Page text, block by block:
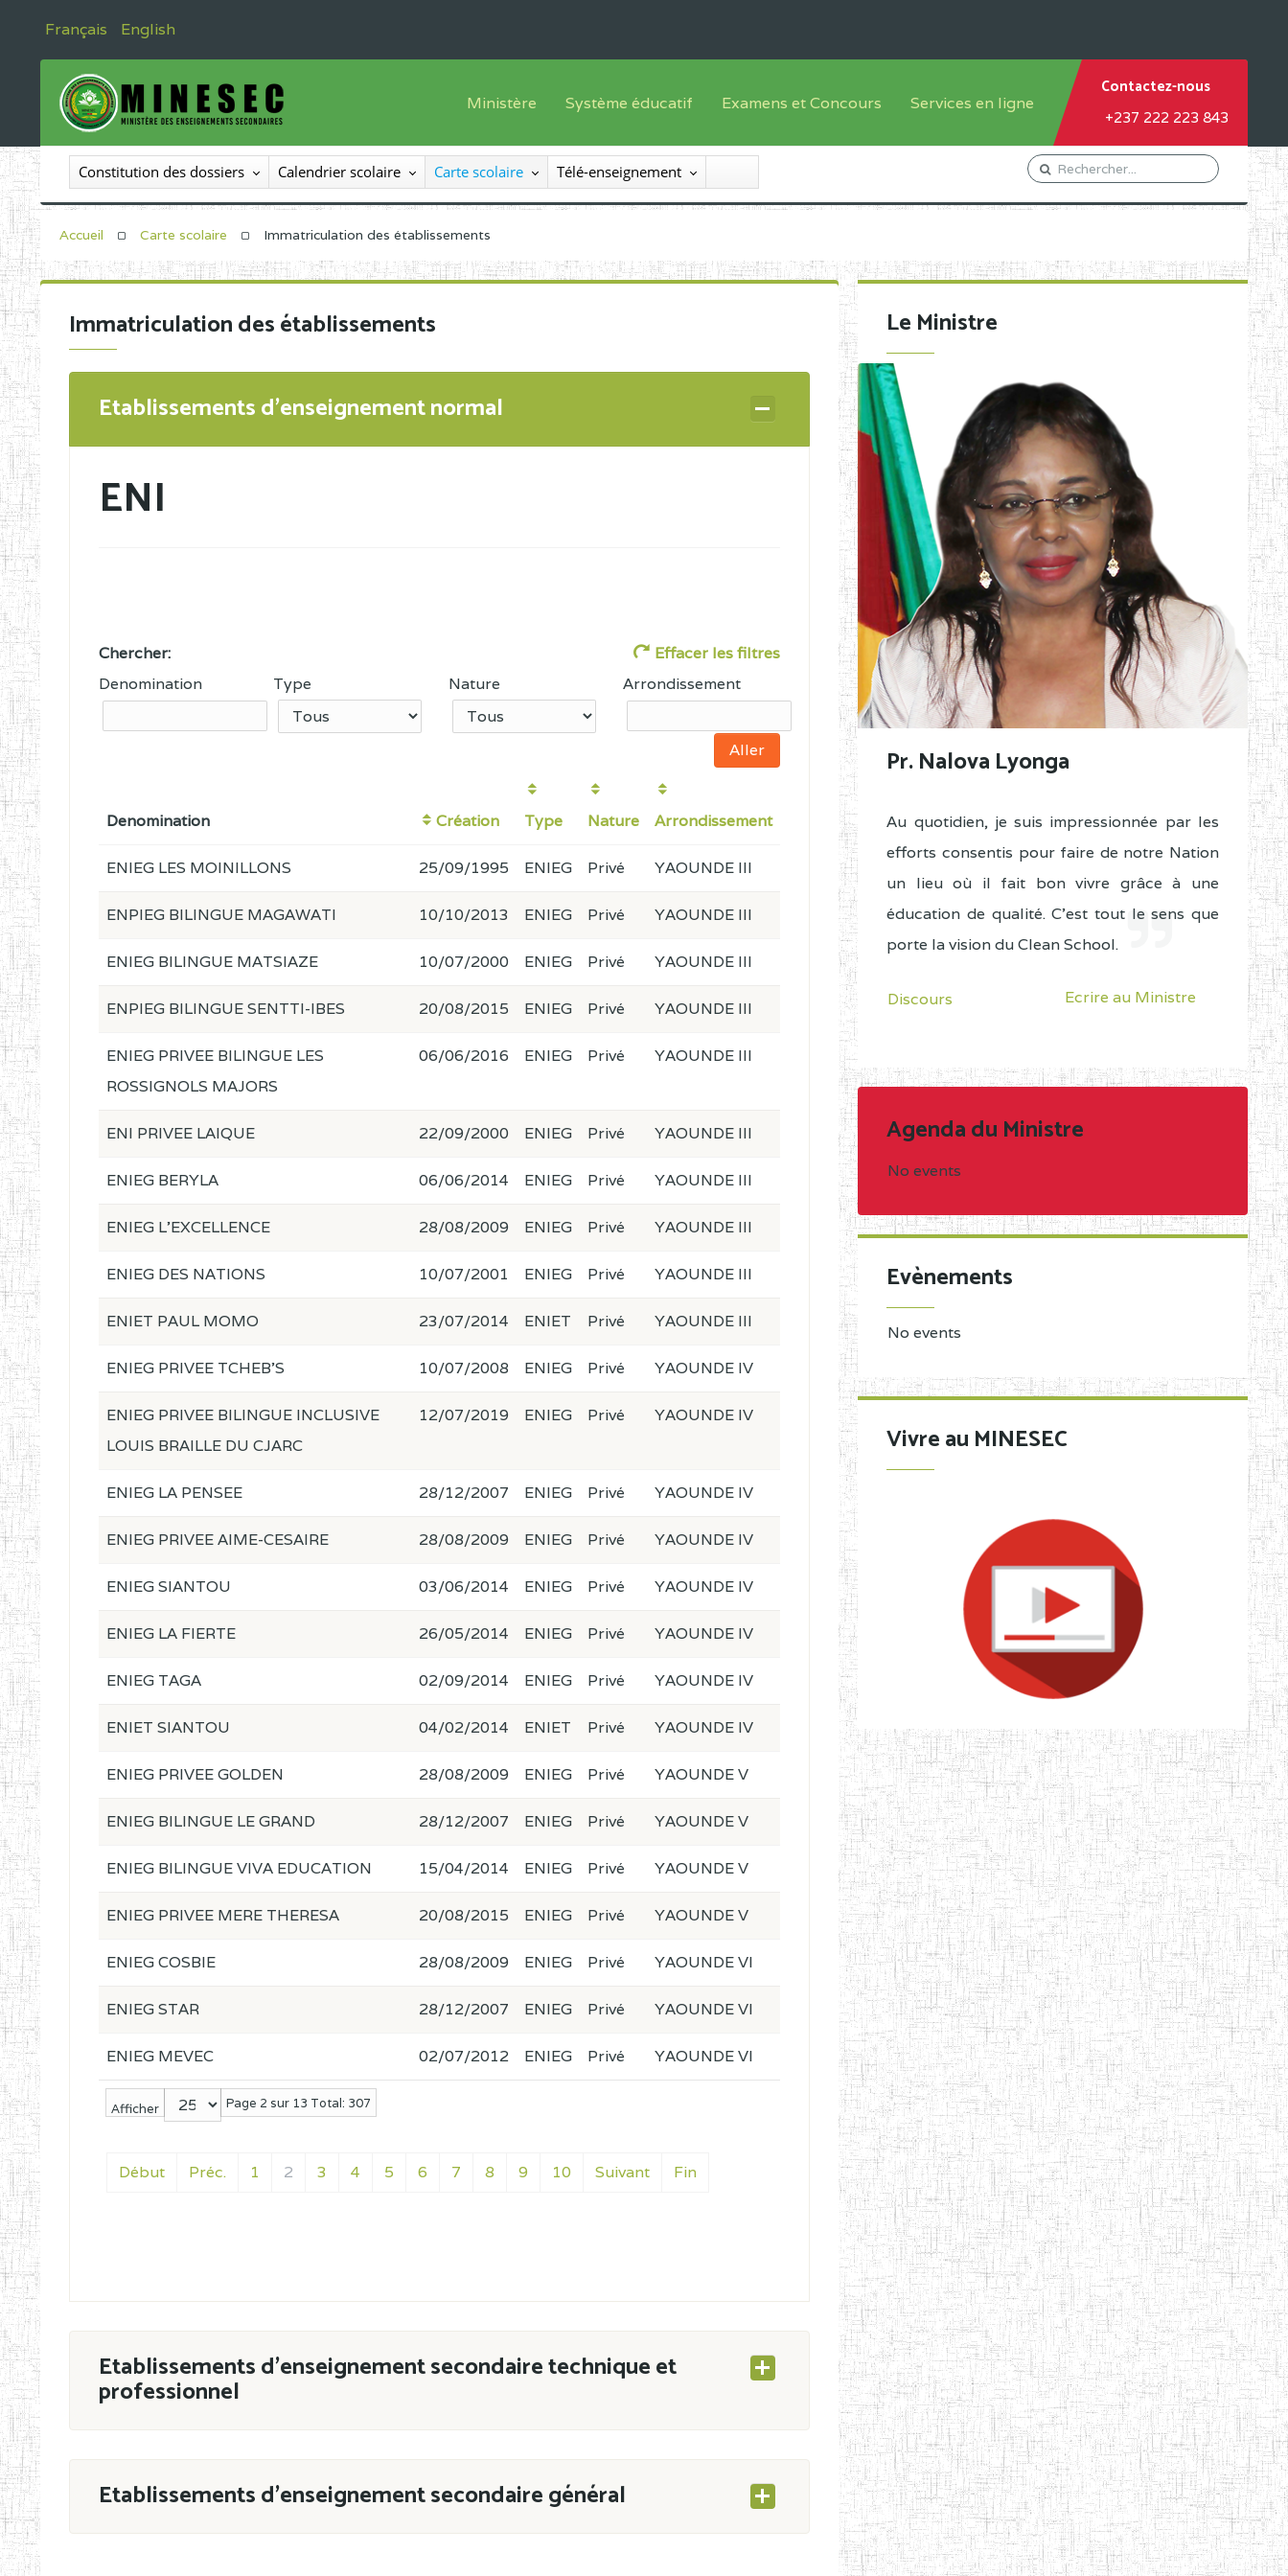
Français English
Ministère
Le Ministre
Le SEESEN
Inspection Générale des Enseignements
Organigramme
Système éducatif
Offre de formation
Sous système francophone
Progammes d'études
Examens et Concours
Inscriptions
Liste des candidats
Diplômes disponibles
Services en ligne
Orientation Conseil
Gestion du Personnel
Demande de subvention
Contactez-nous
+237 222 223 843
Constitution des dossiers Calendrier scolaire Carte scolaire Télé-enseignement
Accueil Carte scolaire Immatriculation des établissements
Immatriculation des établissements
Etablissements d'enseignement normal
ENI
Chercher:
Effacer les filtres
Denomination
Type Nature Arrondissement
Denomination Création Type Nature Arrondissement
Afficher Page 2 sur 13 Total: 307
Début Préc. 1 2 3 4 5 6 7 8 9 10 Suivant Fin
ENIEG LES MOINILLONS 25/09/1995 ENIEG Privé YAOUNDE III
ENPIEG BILINGUE MAGAWATI 10/10/2013 ENIEG Privé YAOUNDE III
ENIEG BILINGUE MATSIAZE 10/07/2000 ENIEG Privé YAOUNDE III
ENPIEG BILINGUE SENTTI-IBES 20/08/2015 ENIEG Privé YAOUNDE III
ENIEG PRIVEE BILINGUE LES
ROSSIGNOLS MAJORS
06/06/2016 ENIEG Privé YAOUNDE III
ENI PRIVEE LAIQUE 22/09/2000 ENIEG Privé YAOUNDE III
ENIEG BERYLA 06/06/2014 ENIEG Privé YAOUNDE III
ENIEG L'EXCELLENCE 28/08/2009 ENIEG Privé YAOUNDE III
ENIEG DES NATIONS 10/07/2001 ENIEG Privé YAOUNDE III
ENIET PAUL MOMO 23/07/2014 ENIET Privé YAOUNDE III
ENIEG PRIVEE TCHEB'S 10/07/2008 ENIEG Privé YAOUNDE IV
ENIEG PRIVEE BILINGUE INCLUSIVE
LOUIS BRAILLE DU CJARC
12/07/2019 ENIEG Privé YAOUNDE IV
ENIEG LA PENSEE 28/12/2007 ENIEG Privé YAOUNDE IV
ENIEG PRIVEE AIME-CESAIRE 28/08/2009 ENIEG Privé YAOUNDE IV
ENIEG SIANTOU 03/06/2014 ENIEG Privé YAOUNDE IV
ENIEG LA FIERTE 26/05/2014 ENIEG Privé YAOUNDE IV
ENIEG TAGA 02/09/2014 ENIEG Privé YAOUNDE IV
ENIET SIANTOU 04/02/2014 ENIET Privé YAOUNDE IV
ENIEG PRIVEE GOLDEN 28/08/2009 ENIEG Privé YAOUNDE V
ENIEG BILINGUE LE GRAND 28/12/2007 ENIEG Privé YAOUNDE V
ENIEG BILINGUE VIVA EDUCATION 15/04/2014 ENIEG Privé YAOUNDE V
ENIEG PRIVEE MERE THERESA 20/08/2015 ENIEG Privé YAOUNDE V
ENIEG COSBIE 28/08/2009 ENIEG Privé YAOUNDE VI
ENIEG STAR 28/12/2007 ENIEG Privé YAOUNDE VI
ENIEG MEVEC 02/07/2012 ENIEG Privé YAOUNDE VI
Etablissements d'enseignement secondaire technique et
professionnel
ESTP
Etablissements d'enseignement secondaire général
Le Ministre
Pr. Nalova Lyonga
Au quotidien, je suis impressionnée par les
efforts consentis pour faire de notre Nation
un lieu où il fait bon vivre grâce à une
éducation de qualité. C'est tout le sens que
porte la vision du Clean School.
Discours Ecrire au Ministre
Agenda du Ministre
No events
Evènements
No events
Vivre au MINESEC